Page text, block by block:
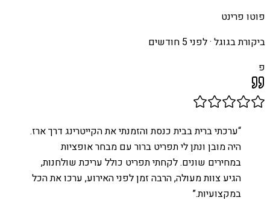
פוטו פרינט
ביקורת בגוגל ·לפני 5 חודשים
פ
“ערכתי ברית בבית כנסת והזמנתי את הקייטרינג דרך ארז.
היה מובן ונתן לי תפריט ברור עם מבחר אופציות
במחירים שונים. לקחתי תפריט כולל עריכת שולחנות,
הגיע צוות מעולה, הרבה זמן לפני האירוע, ערכו את הכל
במקצועיות.”